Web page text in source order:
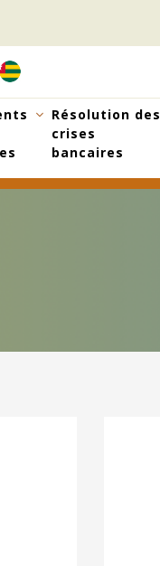
Résolution des
crises
bancaires